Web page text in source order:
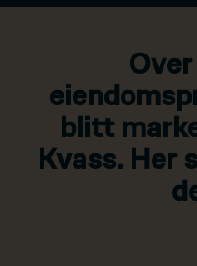
blitt
Kvass. Her